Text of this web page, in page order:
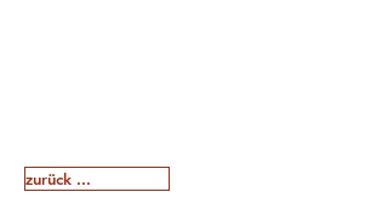
zurück ...